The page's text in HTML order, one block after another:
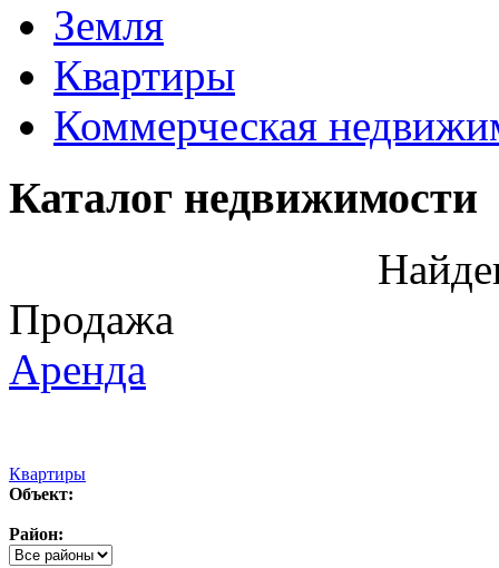
Земля
Квартиры
Коммерческая
Каталог недвижимости
Продажа
Аренда
Квартиры
Объект:
Район: